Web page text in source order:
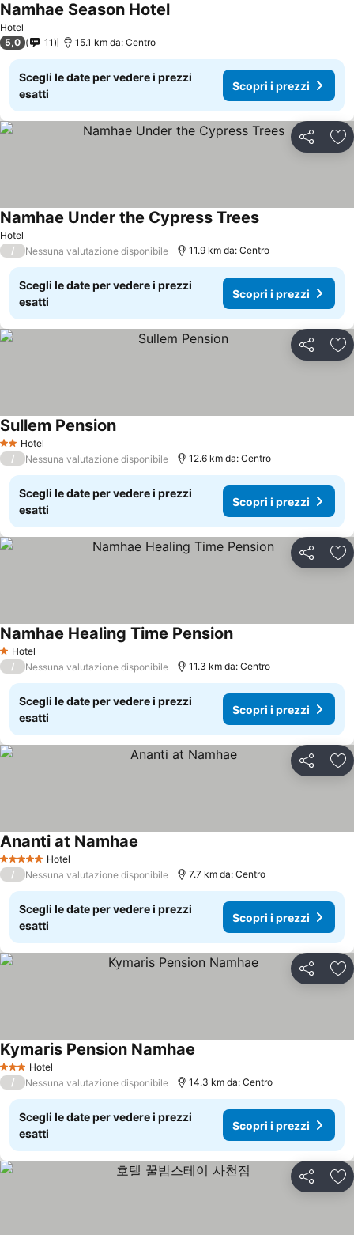
Hotel
Namhae Season Hotel
5,0 11 15.1 km da: Centro
Scegli le date per vedere i prezzi
esatti
Scopri i prezzi
Condividi
Hotel
Namhae Under the Cypress Trees
/ Nessuna valutazione disponibile 11.9 km da: Centro
Scegli le date per vedere i prezzi
esatti
Scopri i prezzi
Condividi
2 StelleHotel
Sullem Pension
/ Nessuna valutazione disponibile 12.6 km da: Centro
Scegli le date per vedere i prezzi
esatti
Scopri i prezzi
Condividi
1 Stelle
Hotel
Namhae Healing Time Pension
/ Nessuna valutazione disponibile 11.3 km da: Centro
Scegli le date per vedere i prezzi
esatti
Scopri i prezzi
Condividi
5 Stelle Hotel
Ananti at Namhae
/ Nessuna valutazione disponibile 7.7 km da: Centro
Scegli le date per vedere i prezzi
esatti
Scopri i prezzi
Condividi
3 StelleHotel
Kymaris Pension Namhae
/ Nessuna valutazione disponibile 14.3 km da: Centro
Scegli le date per vedere i prezzi
esatti
Scopri i prezzi
Condividi